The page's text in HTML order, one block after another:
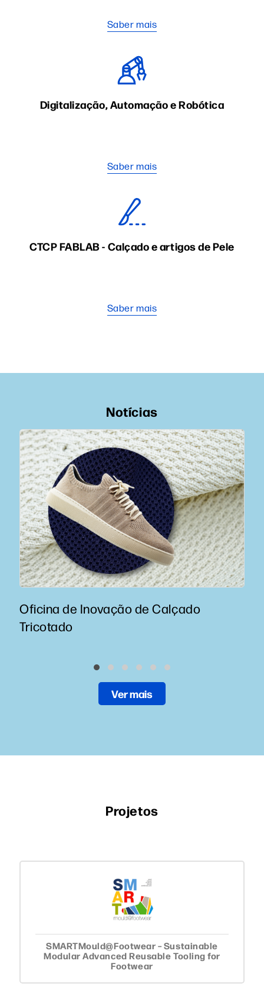
Saber mais
Digitalização, Automação e Robótica
Saber mais
CTCP FABLAB - Calçado e artigos de Pele
Saber mais
Notícias
Oficina de Inovação de Calçado
Tricotado
Ver mais
Projetos
SMARTMould@Footwear – Sustainable
Modular Advanced Reusable Tooling for
Footwear